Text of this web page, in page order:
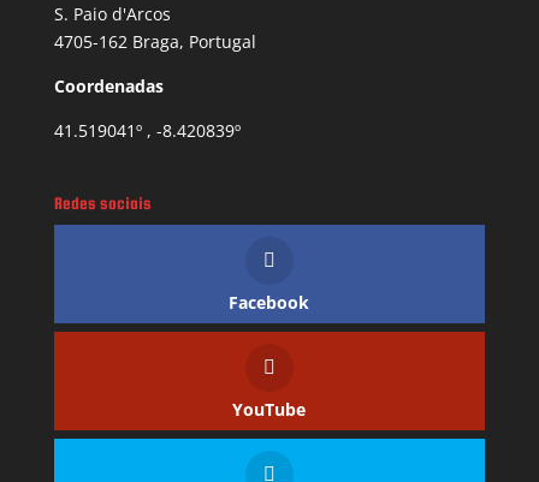
S. Paio d'Arcos
4705-162 Braga, Portugal
Coordenadas
41.519041º , -8.420839º
Redes sociais
Facebook
YouTube